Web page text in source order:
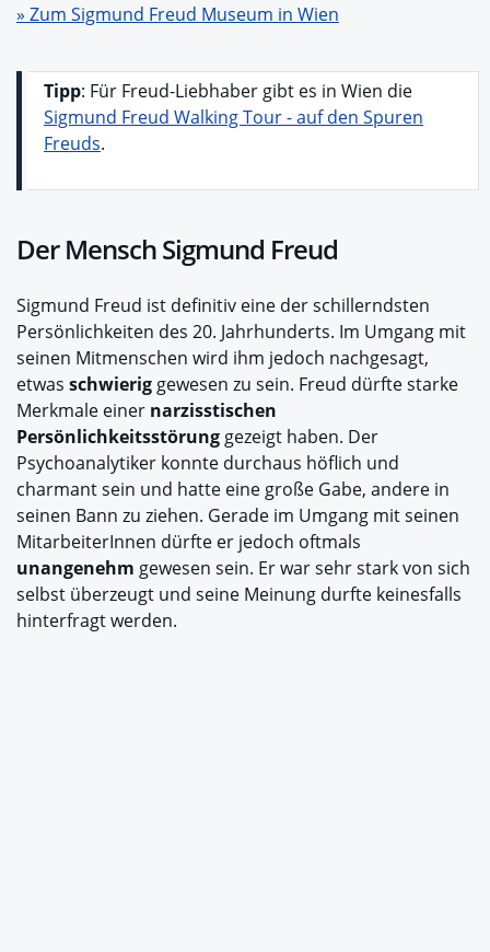
» Zum Sigmund Freud Museum in Wien
Tipp: Für Freud-Liebhaber gibt es in Wien die
Sigmund Freud Walking Tour - auf den Spuren
Freuds.
Der Mensch Sigmund Freud
Sigmund Freud ist definitiv eine der schillerndsten
Persönlichkeiten des 20. Jahrhunderts. Im Umgang mit
seinen Mitmenschen wird ihm jedoch nachgesagt,
etwas schwierig gewesen zu sein. Freud dürfte starke
Merkmale einer narzisstischen
Persönlichkeitsstörung gezeigt haben. Der
Psychoanalytiker konnte durchaus höflich und
charmant sein und hatte eine große Gabe, andere in
seinen Bann zu ziehen. Gerade im Umgang mit seinen
MitarbeiterInnen dürfte er jedoch oftmals
unangenehm gewesen sein. Er war sehr stark von sich
selbst überzeugt und seine Meinung durfte keinesfalls
hinterfragt werden.